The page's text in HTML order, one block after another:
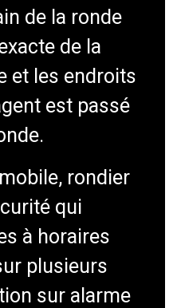
de la ronde
de la
et les endroits
est passé
rondier
qui
à horaires
plusieurs
sur alarme